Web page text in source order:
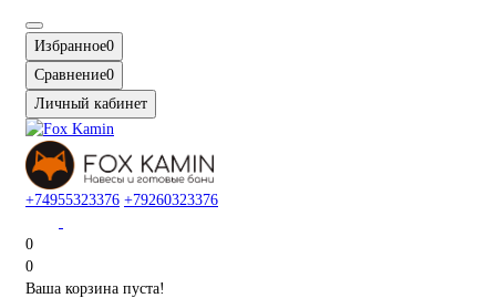
Избранное0
Сравнение0
Личный кабинет
+74955323376 +79260323376
0
0
Ваша корзина пуста!